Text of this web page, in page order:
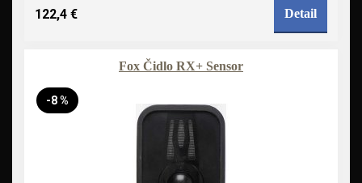
122,4 € Detail
Fox Čidlo RX+ Sensor
-8 %